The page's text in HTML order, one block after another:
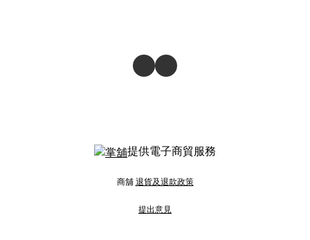
提供電子商貿服務
商舖 退貨及退款政策
提出意見